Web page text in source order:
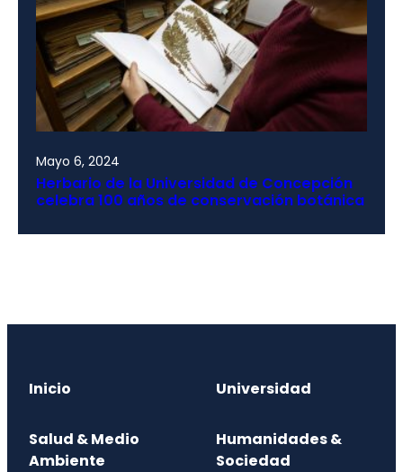
Mayo 6, 2024
Herbario de la Universidad de Concepción
celebra 100 años de conservación botánica
Inicio Universidad
Salud & Medio
Ambiente
Humanidades &
Sociedad